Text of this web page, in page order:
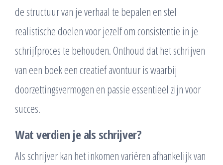
de structuur van je verhaal te bepalen en stel
realistische doelen voor jezelf om consistentie in je
schrijfproces te behouden. Onthoud dat het schrijven
van een boek een creatief avontuur is waarbij
doorzettingsvermogen en passie essentieel zijn voor
succes.
Wat verdien je als schrijver?
Als schrijver kan het inkomen variëren afhankelijk van